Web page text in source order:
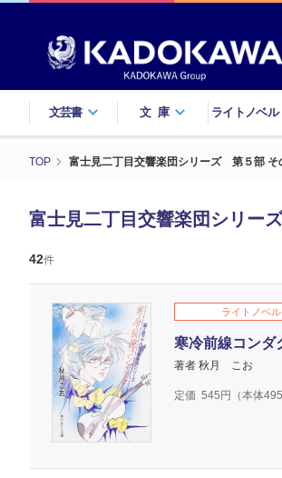
文芸書 文庫 ライトノベル
TOP 富士見二丁目交響楽団シリーズ 第５部
富士見二丁目交響楽団シリー
42件
ライトノベル
寒冷前線コンダ
著者 秋月 こお
定価 545円（本体495